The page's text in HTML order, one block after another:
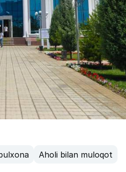
Aholi bilan muloqot